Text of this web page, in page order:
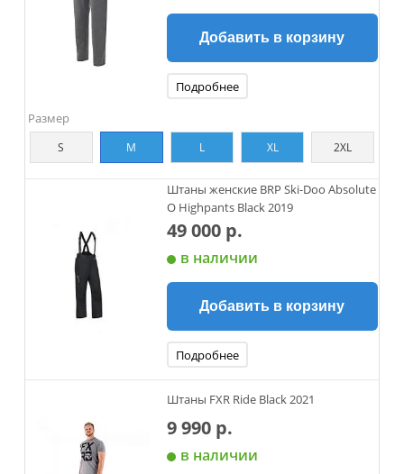
Добавить в корзину
Подробнее
Размер
S M L XL 2XL
Штаны женские BRP Ski-Doo Absolute
O Highpants Black 2019
49 000 р.
в наличии
Добавить в корзину
Подробнее
Штаны FXR Ride Black 2021
9 990 р.
в наличии